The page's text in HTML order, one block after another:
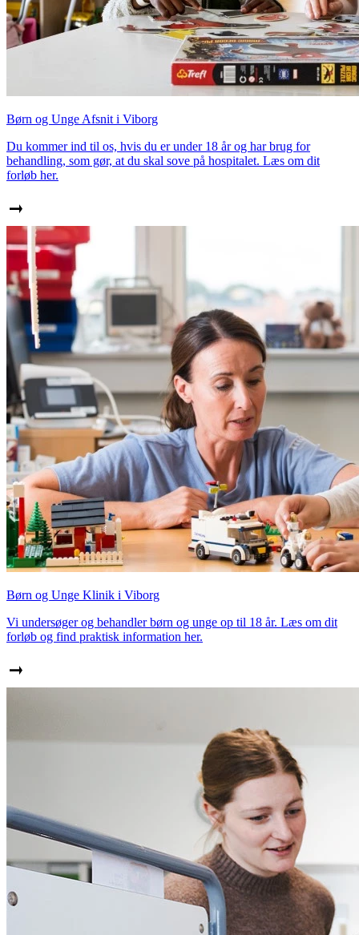
Børn og Unge Afsnit i Viborg
Du kommer ind til os, hvis du er under 18 år og har brug for
behandling, som gør, at du skal sove på hospitalet. Læs om dit
forløb her.
Børn og Unge Klinik i Viborg
Vi undersøger og behandler børn og unge op til 18 år. Læs om dit
forløb og find praktisk information her.